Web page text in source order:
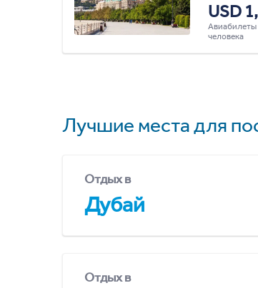
USD
Авиабилеты
человека
Лучшие места для
Отдых в
Дубай
Отдых в